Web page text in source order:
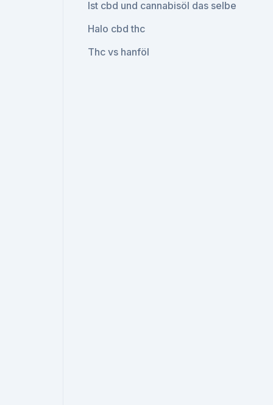
Ist cbd und cannabisöl das selbe
Halo cbd thc
Thc vs hanföl